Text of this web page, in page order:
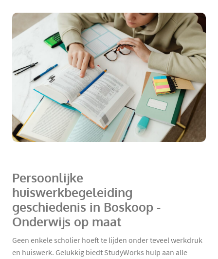
Persoonlijke
huiswerkbegeleiding
geschiedenis in Boskoop -
Onderwijs op maat
Geen enkele scholier hoeft te lijden onder teveel werkdruk
en huiswerk. Gelukkig biedt StudyWorks hulp aan alle